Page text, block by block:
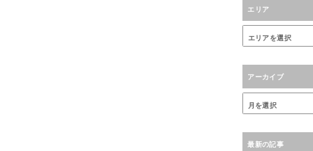
エリア
アーカイブ
最新の記事